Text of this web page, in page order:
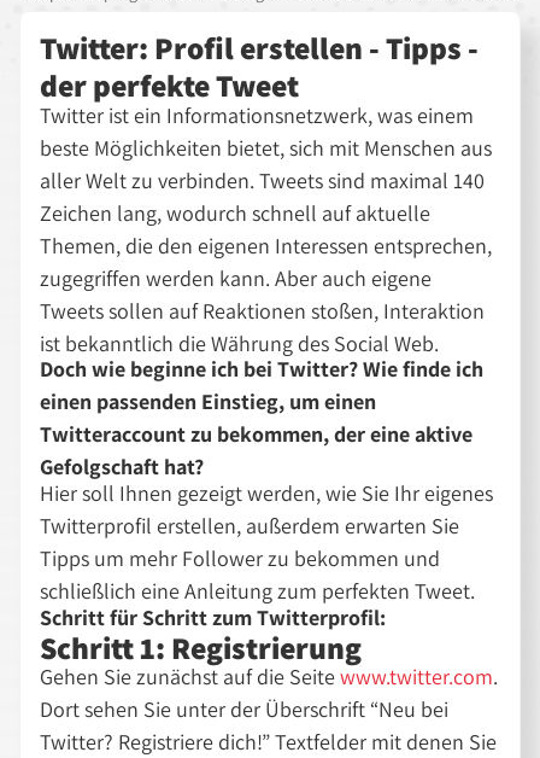
Twitter: Profil erstellen - Tipps -
der perfekte Tweet
Twitter ist ein Informationsnetzwerk, was einem
beste Möglichkeiten bietet, sich mit Menschen aus
aller Welt zu verbinden. Tweets sind maximal 140
Zeichen lang, wodurch schnell auf aktuelle
Themen, die den eigenen Interessen entsprechen,
zugegriffen werden kann. Aber auch eigene
Tweets sollen auf Reaktionen stoßen, Interaktion
ist bekanntlich die Währung des Social Web.
Doch wie beginne ich bei Twitter? Wie finde ich
einen passenden Einstieg, um einen
Twitteraccount zu bekommen, der eine aktive
Gefolgschaft hat?
Hier soll Ihnen gezeigt werden, wie Sie Ihr eigenes
Twitterprofil erstellen, außerdem erwarten Sie
Tipps um mehr Follower zu bekommen und
schließlich eine Anleitung zum perfekten Tweet.
Schritt für Schritt zum Twitterprofil:
Schritt 1: Registrierung
Gehen Sie zunächst auf die Seitewww.twitter.com.
Dort sehen Sie unter der Überschrift “Neu bei
Twitter? Registriere dich!” Textfelder mit denen Sie